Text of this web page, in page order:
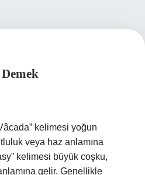
kelimesi yoğun
veya haz anlamına
kelimesi büyük coşku,
gelir. Genellikle